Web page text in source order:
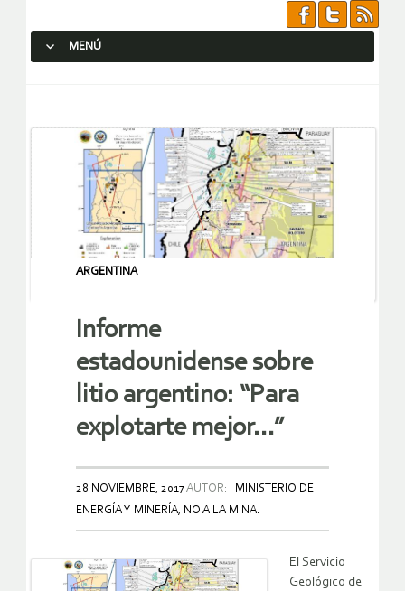
MENÚ
ARGENTINA
Informe
estadounidense sobre
litio argentino: “Para
explotarte mejor…”
28 NOVIEMBRE, 2017AUTOR:
MINISTERIO DE
ENERGÍA Y MINERÍA, NO A LA MINA.
El Servicio
Geológico de